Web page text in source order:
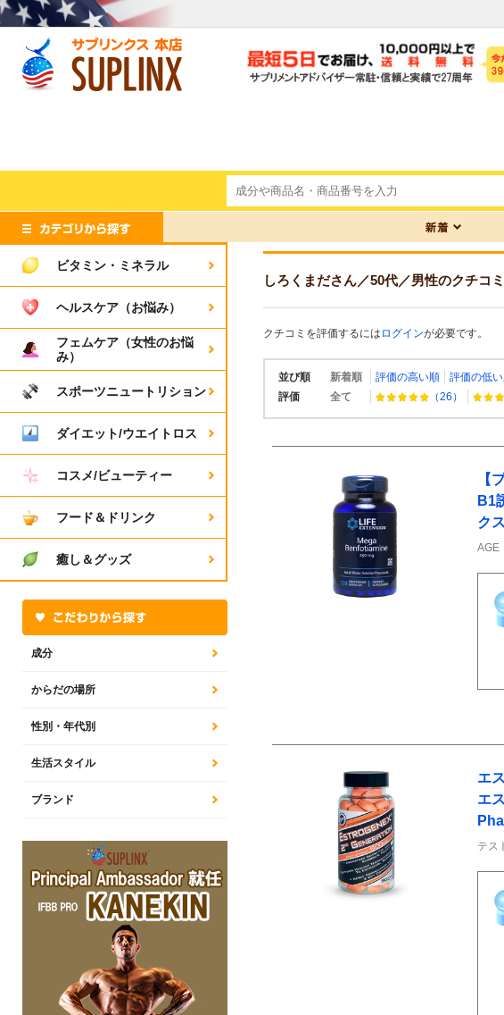
しろくまださん／50代／男性のクチコミ
クチコミを評価するには ログインが必要です。
並び順 新着順 評価の高い順 評価の低
評価
全て （26）
【
B1
ク
AGE
エ
エ
テス
ビタミン・ミネラル
ヘルスケア（お悩み）
フェムケア（女性のお悩
み）
スポーツニュートリション
ダイエット/ウエイトロス
コスメ/ビューティー
フード＆ドリンク
癒し＆グッズ
成分
からだの場所
性別・年代別
生活スタイル
ブランド